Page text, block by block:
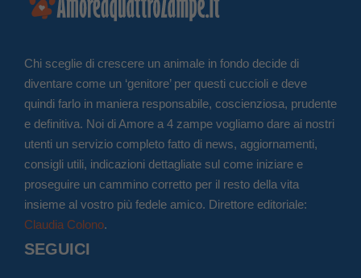
Chi sceglie di crescere un animale in fondo decide di
diventare come un ‘genitore’ per questi cuccioli e deve
quindi farlo in maniera responsabile, coscienziosa, prudente
e definitiva. Noi di Amore a 4 zampe vogliamo dare ai nostri
utenti un servizio completo fatto di news, aggiornamenti,
consigli utili, indicazioni dettagliate sul come iniziare e
proseguire un cammino corretto per il resto della vita
insieme al vostro più fedele amico. Direttore editoriale:
Claudia Colono.
SEGUICI